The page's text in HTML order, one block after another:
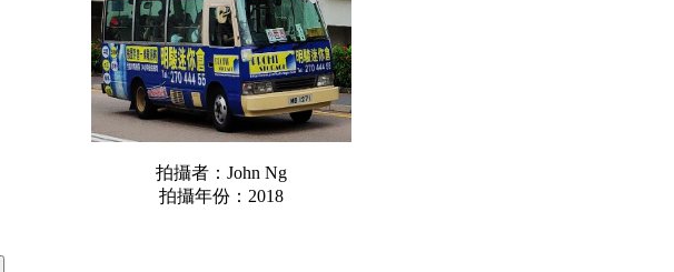
拍攝者：John Ng
拍攝年份：2018